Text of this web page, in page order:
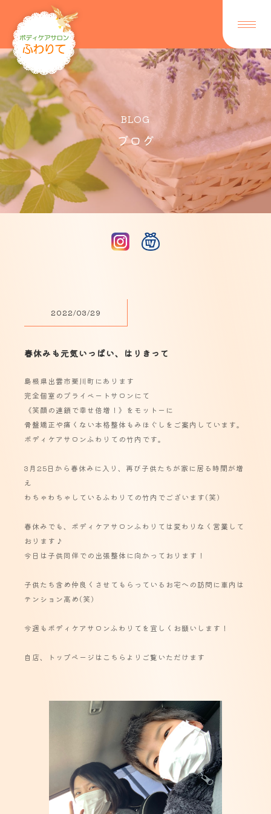
BLOG
ブログ
2022/03/29
春休みも元気いっぱい、はりきって
島根県出雲市斐川町にあります
完全個室のプライベートサロンにて
《笑顔の連鎖で幸せ倍増！》をモットーに
骨盤矯正や痛くない本格整体もみほぐしをご案内しています。
ボディケアサロンふわりての竹内です。
3月25日から春休みに入り、再び子供たちが家に居る時間が増
え
わちゃわちゃしているふわりての竹内でございます(笑)
春休みでも、ボディケアサロンふわりては変わりなく営業して
おります♪
今日は子供同伴での出張整体に向かっております！
子供たち含め仲良くさせてもらっているお宅への訪問に車内は
テンション高め(笑)
今週もボディケアサロンふわりてを宜しくお願いします！
自店、 トップページはこちらよりご覧いただけます